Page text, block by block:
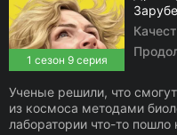
1 сезон 9 серия
Ученые решили, что
из космоса методами
лаборатории что-то